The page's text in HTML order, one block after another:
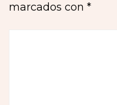
marcados con *